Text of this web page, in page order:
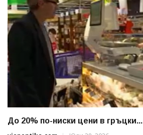
До 20% по-ниски цени в гръцки...